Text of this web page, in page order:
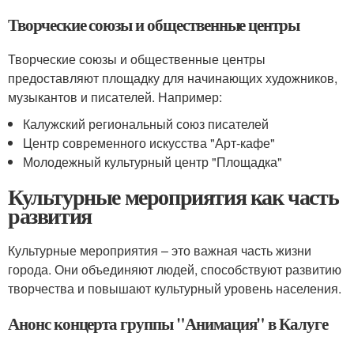
Творческие союзы и общественные центры
Творческие союзы и общественные центры
предоставляют площадку для начинающих художников,
музыкантов и писателей. Например:
Калужский региональный союз писателей
Центр современного искусства "Арт-кафе"
Молодежный культурный центр "Площадка"
Культурные мероприятия как часть
развития
Культурные мероприятия – это важная часть жизни
города. Они объединяют людей, способствуют развитию
творчества и повышают культурный уровень населения.
Анонс концерта группы "Анимация" в Калуге